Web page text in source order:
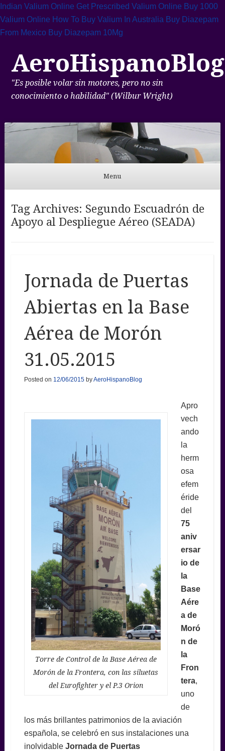
Indian Valium Online Get Prescribed Valium Online Buy 1000
Valium Online How To Buy Valium In Australia Buy Diazepam
From Mexico Buy Diazepam 10Mg
AeroHispanoBlog
"Es posible volar sin motores, pero no sin
conocimiento o habilidad" (Wilbur Wright)
Menu
Tag Archives: Segundo Escuadrón de
Apoyo al Despliegue Aéreo (SEADA)
Jornada de Puertas
Abiertas en la Base
Aérea de Morón
31.05.2015
Posted on 12/06/2015byAeroHispanoBlog
Torre de Control de la Base Aérea de
Morón de la Frontera, con las siluetas
del Eurofighter y el P.3 Orion
Apro
vech
ando
la
herm
osa
efem
éride
del
75
aniv
ersar
io de
la
Base
Aére
a de
Moró
n de
la
Fron
tera,
uno
de
los más brillantes patrimonios de la aviación
española, se celebró en sus instalaciones una
inolvidable Jornada de Puertas